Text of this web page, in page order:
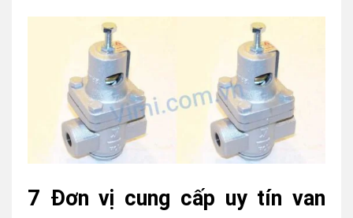
7 Đơn vị cung cấp uy tín van